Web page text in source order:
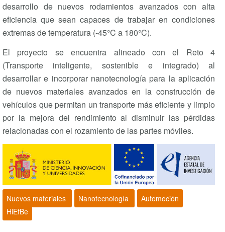
desarrollo de nuevos rodamientos avanzados con alta
eficiencia que sean capaces de trabajar en condiciones
extremas de temperatura (-45°C a 180°C).
El proyecto se encuentra alineado con el Reto 4
(Transporte inteligente, sostenible e integrado) al
desarrollar e incorporar nanotecnología para la aplicación
de nuevos materiales avanzados en la construcción de
vehículos que permitan un transporte más eficiente y limpio
por la mejora del rendimiento al disminuir las pérdidas
relacionadas con el rozamiento de las partes móviles.
Nuevos materiales Nanotecnología
Automoción
HiEfBe